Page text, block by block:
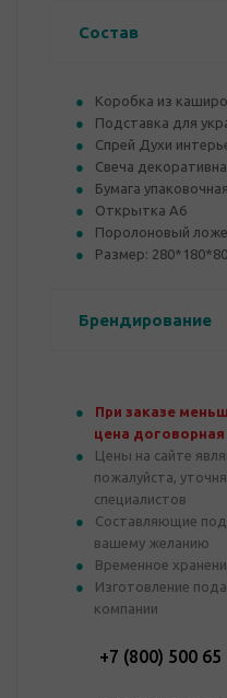
Состав
Коробка из
Подставка для
Спрей Духи
Свеча
Бумага
Открытка А6
Поролоновый
Размер:
Брендирование
При заказе
цена договорная
Цены на сайте
пожалуйста,
специалистов
Составляющие
вашему желанию
Временное
Изготовление
компании
+7 (800) 500 65